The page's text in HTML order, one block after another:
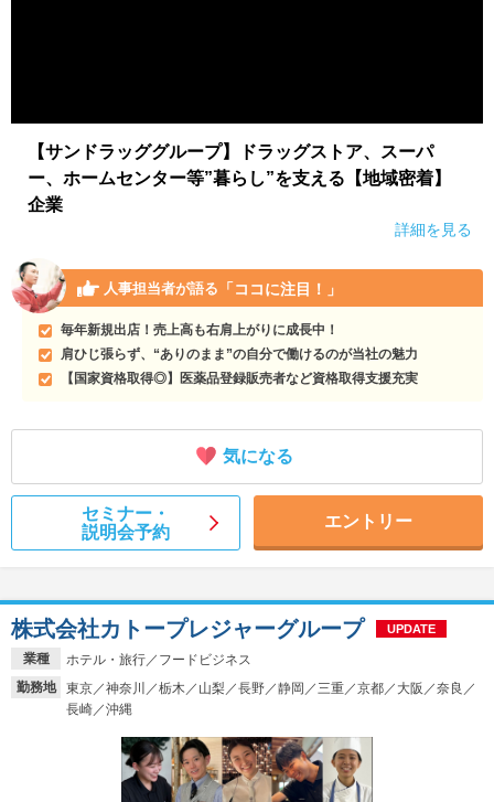
【サンドラッググループ】ドラッグストア、スーパ
ー、ホームセンター等”暮らし”を支える【地域密着】
企業
詳細を見る
人事担当者が語る 「ココに注目！」
毎年新規出店！売上高も右肩上がりに成長中！
肩ひじ張らず、“ありのまま”の自分で働けるのが当社の魅力
【国家資格取得◎】医薬品登録販売者など資格取得支援充実
気になる
セミナー・
説明会予約
エントリー
業種
ホテル・旅行／フードビジネス
勤務地
東京／神奈川／栃木／山梨／長野／静岡／三重／京都／大阪／奈良／
長崎／沖縄
株式会社カトープレジャーグループ UPDATE